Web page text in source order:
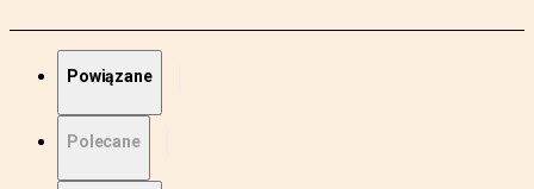
Powiązane
Polecane